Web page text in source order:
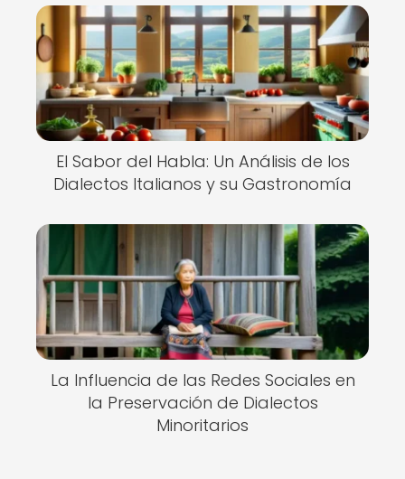
El Sabor del Habla: Un Análisis de los
Dialectos Italianos y su Gastronomía
La Influencia de las Redes Sociales en
la Preservación de Dialectos
Minoritarios